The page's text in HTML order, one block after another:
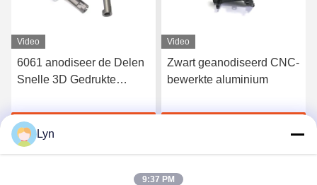
Video
Zwart geanodiseerd CNC-
bewerkte aluminium
Video
CNC van de de
Lasergravure van het
Aluminiumdienst die
Lyn
9:37 PM